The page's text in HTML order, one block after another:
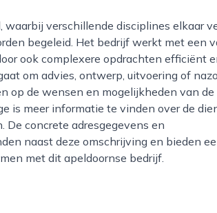
begeleid. Het bedrijf werkt met een
ook complexere opdrachten efficiënt
om advies, ontwerp, uitvoering of
op de wensen en mogelijkheden van de
is meer informatie te vinden over de
De concrete adresgegevens en
naast deze omschrijving en bieden
met dit apeldoornse bedrijf.